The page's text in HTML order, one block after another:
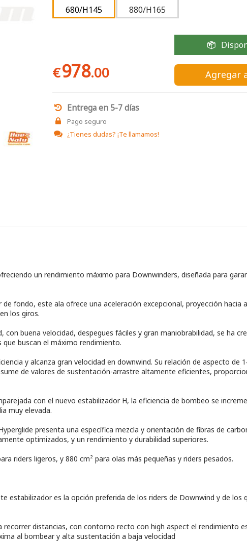
680/H145 880/H165
€978.00 Agregar
Entrega en 5-7 días
Pago seguro
¿Tienes dudas? ¡Te llamamos!
un rendimiento máximo para Downwinders, diseñada para
fondo, este ala ofrece una aceleración excepcional, proyección hacia
los giros.
buena velocidad, despegues fáciles y gran maniobrabilidad, se ha
buscan el máximo rendimiento.
y alcanza gran velocidad en downwind. Su relación de aspecto de
de valores de sustentación-arrastre altamente eficientes,
con el nuevo estabilizador H, la eficiencia de bombeo se
muy elevada.
presenta una específica mezcla y orientación de fibras de
optimizados, y un rendimiento y durabilidad superiores.
riders ligeros, y 880 cm² para olas más pequeñas y riders pesados.
estabilizador es la opción preferida de los riders de Downwind y de los
distancias, con contorno recto con high aspect el rendimiento
al bombear y alta sustentación a baja velocidad